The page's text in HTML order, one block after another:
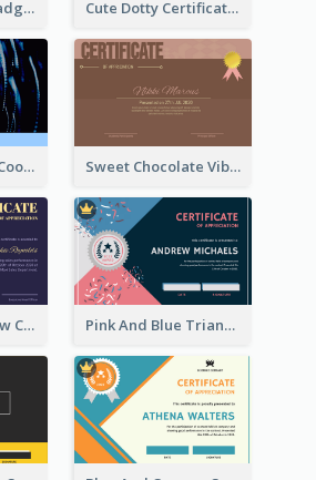
Blue And Gold Badge Appreciation Certificate Cute Dotty Certificate Design Template Idea
Dark Cyber Vibe Cool Certificate Design Sweet Chocolate Vibe With Gold Badge Simple Certificate Design
Indigo And Yellow Certificate Design of Recommendation Pink And Blue Triangles Confetti Celebration Certificate